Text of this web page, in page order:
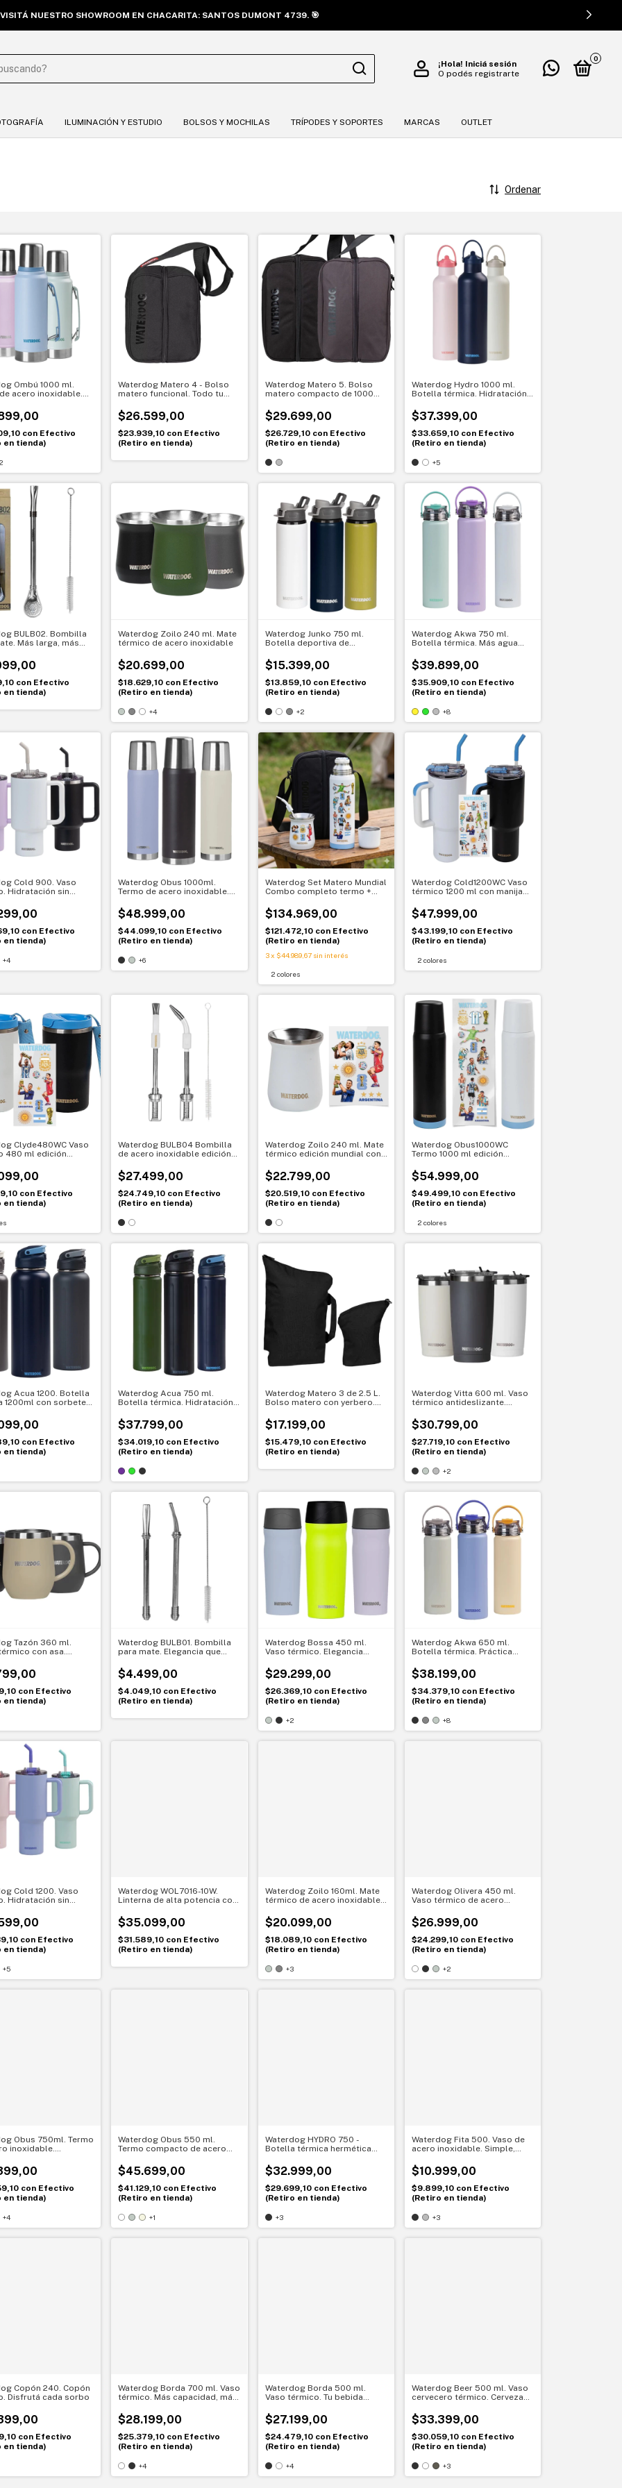
🚚¡COMPRA DESDE DONDE ESTÉS! ENVIAMOS A
¡Hola! Iniciá sesión
O podés registrarte
0
ILUMINACIÓN Y ESTUDIO BOLSOS Y MOCHILAS TRÍPODES Y SOPORTES MARCAS OUTLET
Ordenar
Ombú 1000 ml.
acero inoxidable.
con Efectivo
en tienda)
Waterdog Matero 4 - Bolso
matero funcional. Todo tu
$26.599,00
$23.939,10 con Efectivo
(Retiro en tienda)
Waterdog Matero 5. Bolso
matero compacto de 1000
comodidad diaria
$29.699,00
$26.729,10 con Efectivo
(Retiro en tienda)
Waterdog Hydro 1000 ml.
Botella térmica. Hidratación
$37.399,00
$33.659,10 con Efectivo
(Retiro en tienda)
+5
BULB02. Bombilla
Más larga, más
con Efectivo
en tienda)
Waterdog Zoilo 240 ml. Mate
térmico de acero inoxidable
$20.699,00
$18.629,10 con Efectivo
(Retiro en tienda)
+4
Waterdog Junko 750 ml.
Botella deportiva de
práctica todos los días
$15.399,00
$13.859,10 con Efectivo
(Retiro en tienda)
+2
Waterdog Akwa 750 ml.
Botella térmica. Más agua
$39.899,00
$35.909,10 con Efectivo
(Retiro en tienda)
+8
Cold 900. Vaso
Hidratación sin
con Efectivo
en tienda)
+4
Waterdog Obus 1000ml.
Termo de acero inoxidable.
más tiempo
$48.999,00
$44.099,10 con Efectivo
(Retiro en tienda)
+6
Waterdog Set Matero Mundial
Combo completo termo +
$134.969,00
$121.472,10 con Efectivo
(Retiro en tienda)
3 x $44.989,67 sin interés
2 colores
Waterdog Cold1200WC Vaso
térmico 1200 ml con manija
Argentina
$47.999,00
$43.199,10 con Efectivo
(Retiro en tienda)
2 colores
Clyde480WC Vaso
480 ml edición
con Efectivo
en tienda)
Waterdog BULB04 Bombilla
de acero inoxidable edición
$27.499,00
$24.749,10 con Efectivo
(Retiro en tienda)
Waterdog Zoilo 240 ml. Mate
térmico edición mundial con
$22.799,00
$20.519,10 con Efectivo
(Retiro en tienda)
Waterdog Obus1000WC
Termo 1000 ml edición
Argentina
$54.999,00
$49.499,10 con Efectivo
(Retiro en tienda)
2 colores
Acua 1200. Botella
1200ml con sorbete.
con Efectivo
en tienda)
Waterdog Acua 750 ml.
Botella térmica. Hidratación
$37.799,00
$34.019,10 con Efectivo
(Retiro en tienda)
Waterdog Matero 3 de 2.5 L.
Bolso matero con yerbero.
vayas
$17.199,00
$15.479,10 con Efectivo
(Retiro en tienda)
Waterdog Vitta 600 ml. Vaso
térmico antideslizante.
día
$30.799,00
$27.719,10 con Efectivo
(Retiro en tienda)
+2
Tazón 360 ml.
con asa.
con Efectivo
en tienda)
Waterdog BULB01. Bombilla
para mate. Elegancia que
$4.499,00
$4.049,10 con Efectivo
(Retiro en tienda)
Waterdog Bossa 450 ml.
Vaso térmico. Elegancia
$29.299,00
$26.369,10 con Efectivo
(Retiro en tienda)
+2
Waterdog Akwa 650 ml.
Botella térmica. Práctica
$38.199,00
$34.379,10 con Efectivo
(Retiro en tienda)
+8
Cold 1200. Vaso
Hidratación sin
con Efectivo
en tienda)
+5
Waterdog WOL7016-10W.
Linterna de alta potencia con
confiable a larga distancia
$35.099,00
$31.589,10 con Efectivo
(Retiro en tienda)
Waterdog Zoilo 160ml. Mate
térmico de acero inoxidable.
moderno
$20.099,00
$18.089,10 con Efectivo
(Retiro en tienda)
+3
Waterdog Olivera 450 ml.
Vaso térmico de acero
lista
$26.999,00
$24.299,10 con Efectivo
(Retiro en tienda)
+2
Obus 750ml. Termo
inoxidable.
con Efectivo
en tienda)
+4
Waterdog Obus 550 ml.
Termo compacto de acero
día
$45.699,00
$41.129,10 con Efectivo
(Retiro en tienda)
+1
Waterdog HYDRO 750 -
Botella térmica hermética
$32.999,00
$29.699,10 con Efectivo
(Retiro en tienda)
+3
Waterdog Fita 500. Vaso de
acero inoxidable. Simple,
$10.999,00
$9.899,10 con Efectivo
(Retiro en tienda)
+3
Copón 240. Copón
Disfrutá cada sorbo
con Efectivo
en tienda)
Waterdog Borda 700 ml. Vaso
térmico. Más capacidad, más
$28.199,00
$25.379,10 con Efectivo
(Retiro en tienda)
+4
Waterdog Borda 500 ml.
Vaso térmico. Tu bebida
$27.199,00
$24.479,10 con Efectivo
(Retiro en tienda)
+4
Waterdog Beer 500 ml. Vaso
cervecero térmico. Cerveza
$33.399,00
$30.059,10 con Efectivo
(Retiro en tienda)
+3